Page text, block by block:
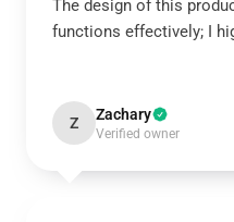
The design of this
functions effectively; I
Z Zachary
Verified owner